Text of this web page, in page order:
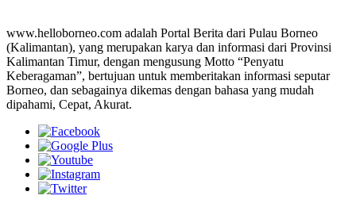
www.helloborneo.com adalah Portal Berita dari Pulau Borneo
(Kalimantan), yang merupakan karya dan informasi dari Provinsi
Kalimantan Timur, dengan mengusung Motto “Penyatu
Keberagaman”, bertujuan untuk memberitakan informasi seputar
Borneo, dan sebagainya dikemas dengan bahasa yang mudah
dipahami, Cepat, Akurat.